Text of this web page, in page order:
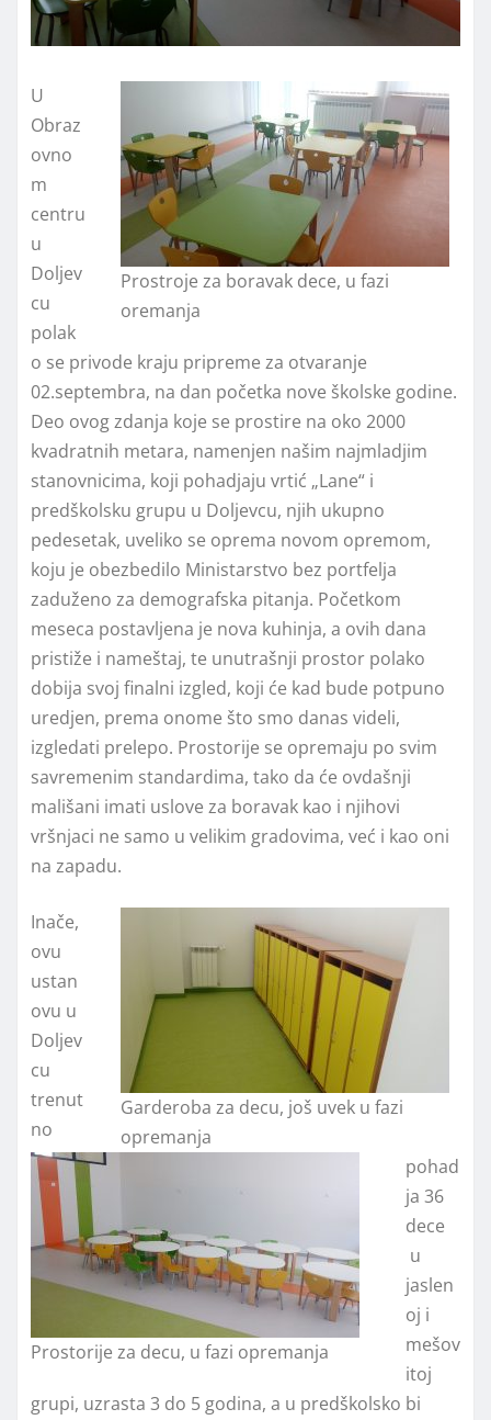
Prostroje za boravak dece, u fazi
oremanja
U
Obraz
ovno
m
centru
u
Doljev
cu
polak
o se privode kraju pripreme za otvaranje
02.septembra, na dan početka nove školske godine.
Deo ovog zdanja koje se prostire na oko 2000
kvadratnih metara, namenjen našim najmladjim
stanovnicima, koji pohadjaju vrtić „Lane“ i
predškolsku grupu u Doljevcu, njih ukupno
pedesetak, uveliko se oprema novom opremom,
koju je obezbedilo Ministarstvo bez portfelja
zaduženo za demografska pitanja. Početkom
meseca postavljena je nova kuhinja, a ovih dana
pristiže i nameštaj, te unutrašnji prostor polako
dobija svoj finalni izgled, koji će kad bude potpuno
uredjen, prema onome što smo danas videli,
izgledati prelepo. Prostorije se opremaju po svim
savremenim standardima, tako da će ovdašnji
mališani imati uslove za boravak kao i njihovi
vršnjaci ne samo u velikim gradovima, već i kao oni
na zapadu.
Garderoba za decu, još uvek u fazi
opremanja
Prostorije za decu, u fazi opremanja
Inače,
ovu
ustan
ovu u
Doljev
cu
trenut
no
pohad
ja 36
dece
u
jaslen
oj i
mešov
itoj
grupi, uzrasta 3 do 5 godina, a u predškolsko bi